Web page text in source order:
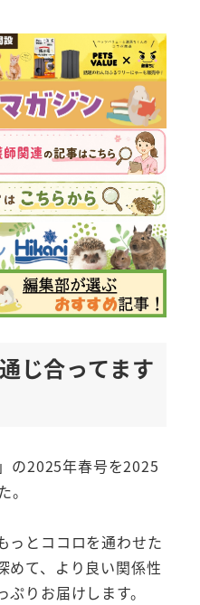
じ合ってます
の2025年春号を2025
っとココロを通わせた
めて、より良い関係性
りお届けします。